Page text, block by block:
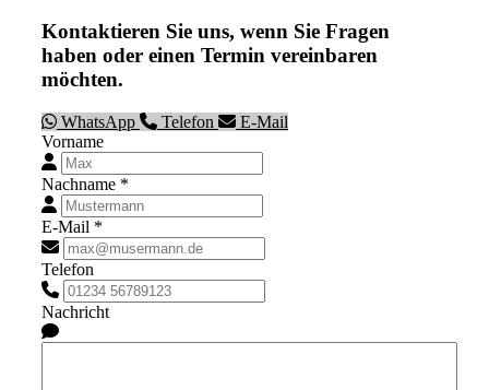
Kontaktieren Sie uns, wenn Sie Fragen
haben oder einen Termin vereinbaren
möchten.
WhatsApp Telefon
E-Mail
Vorname
Nachname *
E-Mail *
Telefon
Nachricht